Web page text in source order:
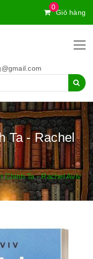
0
Giỏ hàng
Ta - Rachel
Chính Ta - Rachel Aviv